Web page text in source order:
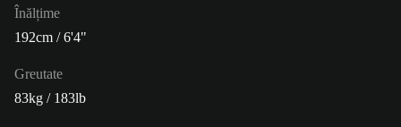
Înălțime
192cm / 6'4"
Greutate
83kg / 183lb